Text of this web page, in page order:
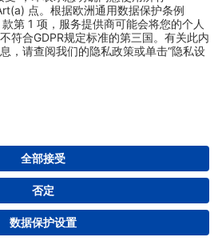
设置
Frankfurt Airport Services Worldwide